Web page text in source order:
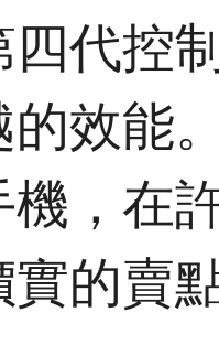
四代控
的效能
機，在
實的賣